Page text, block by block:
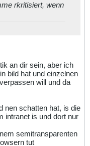
rkritisiert, wenn
an dir sein, aber ich
bild hat und einzelnen
will und da
nen schatten hat, is die
intranet is und dort nur
semitransparenten
tut